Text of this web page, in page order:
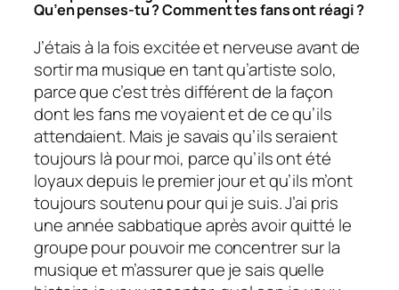
Qu’en penses-tu ? Comment tes fans ont réagi ?
J’étais à la fois excitée et nerveuse avant de
sortir ma musique en tant qu’artiste solo,
parce que c’est très différent de la façon
dont les fans me voyaient et de ce qu’ils
attendaient. Mais je savais qu’ils seraient
toujours là pour moi, parce qu’ils ont été
loyaux depuis le premier jour et qu’ils m’ont
toujours soutenu pour qui je suis. J’ai pris
une année sabbatique après avoir quitté le
groupe pour pouvoir me concentrer sur la
musique et m’assurer que je sais quelle